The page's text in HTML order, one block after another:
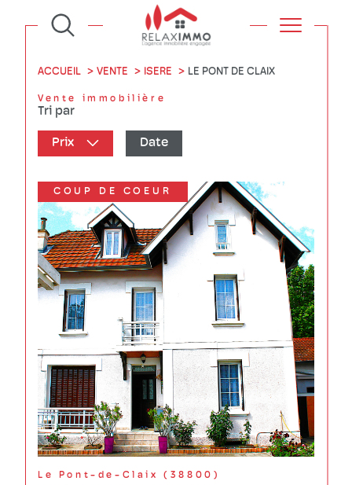
ACCUEIL VENTE ISERE LE PONT DE CLAIX
Vente immobilière
Tri par
Prix Date
COUP DE COEUR
Le Pont-de-Claix (38800)